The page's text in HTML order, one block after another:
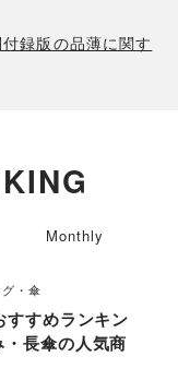
録版の品薄に関す
・傘
すすめランキン
長傘の人気商
Monthly